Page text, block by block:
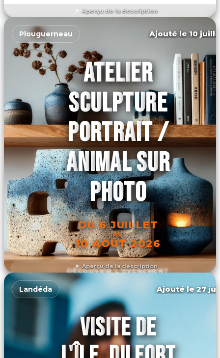
Aperçu de la description
DÉCOUVRIR L'ÉVÉNEMENT
Aperçu de la description
Plouguerneau Ajouté le 10
ATELIER
SCULPTURE
PORTRAIT /
ANIMAL SUR
PHOTO
DU 6 JUILLET
AU
10 AOÛT 2026
DÉCOUVRIR L'ÉVÉNEMENT
Landéda Ajouté le 27
VISITE DE